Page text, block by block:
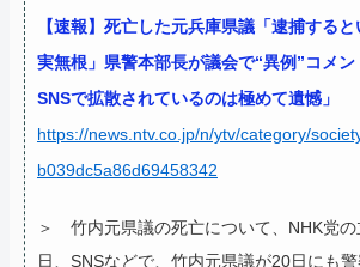
【速報】死亡した元兵庫県議「逮捕する
実無根」県警本部長が議会で“異例”コメ
SNSで拡散されているのは極めて遺憾」
https://news.ntv.co.jp/n/ytv/category/
b039dc5a86d69458342
＞ 竹内元県議の死亡について、NHK党の
日、SNSなどで、竹内元県議が20日にも